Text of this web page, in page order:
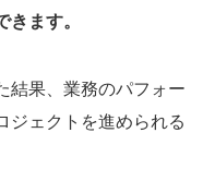
ます。
結果、業務のパフォー
ジェクトを進められる